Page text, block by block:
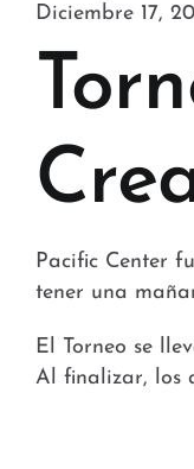
Diciembre 17,
Pacific Center
tener una
El Torneo se
Al finalizar, los